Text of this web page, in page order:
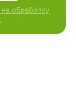
на обработку